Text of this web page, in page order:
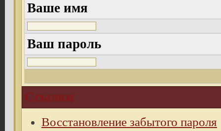
Ваше имя
Ваш пароль
Ссылки
Восстановление забытого пароля